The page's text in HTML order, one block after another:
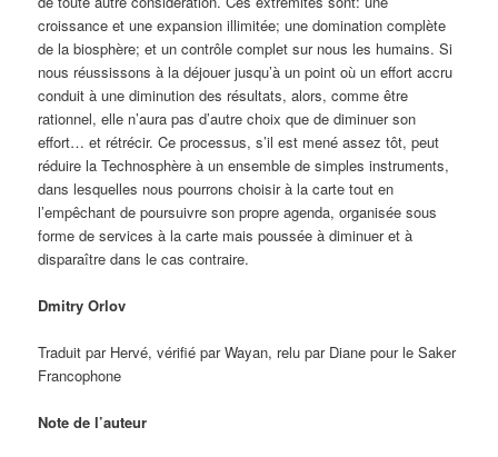
croissance et une expansion illimitée; une domination complète
de la biosphère; et un contrôle complet sur nous les humains. Si
nous réussissons à la déjouer jusqu’à un point où un effort accru
conduit à une diminution des résultats, alors, comme être
rationnel, elle n’aura pas d’autre choix que de diminuer son
effort… et rétrécir. Ce processus, s’il est mené assez tôt, peut
réduire la Technosphère à un ensemble de simples instruments,
dans lesquelles nous pourrons choisir à la carte tout en
l’empêchant de poursuivre son propre agenda, organisée sous
forme de services à la carte mais poussée à diminuer et à
disparaître dans le cas contraire.
Dmitry Orlov
Traduit par Hervé, vérifié par Wayan, relu par Diane pour le Saker
Francophone
Note de l’auteur